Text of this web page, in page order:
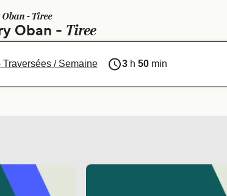
- Tiree
Oban - Tiree
Traversées / Semaine 3h 50min